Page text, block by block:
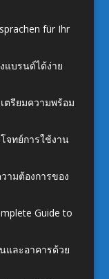
für Ihr
แบรนด์ได้ง่าย
ตรียมความพร้อม
จทย์การใช้งาน
ามต้องการของ
Guide to
และอาคารด้วย